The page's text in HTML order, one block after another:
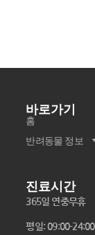
바로가기
홈
반려동물 정보
진료시간
365일 연중무휴
평일: 09:00-24:00